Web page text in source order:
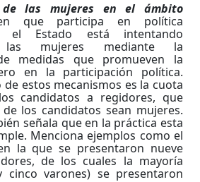
de las mujeres en el ámbito
que participa en política
el Estado está intentando
mujeres mediante la
medidas que promueven la
en la participación política.
estos mecanismos es la cuota
candidatos a regidores, que
los candidatos sean mujeres.
señala que en la práctica esta
Menciona ejemplos como el
la que se presentaron nueve
de los cuales la mayoría
cinco varones) se presentaron